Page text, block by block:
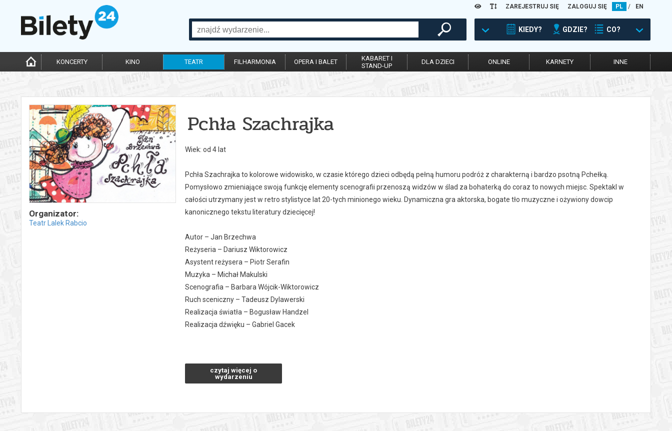
ZAREJESTRUJ SIĘ ZALOGUJ SIĘ PL / EN
KIEDY? GDZIE? CO?
KONCERTY KINO TEATR FILHARMONIA OPERA I BALET
KABARET I
STAND-UP
DLA DZIECI ONLINE KARNETY INNE
Organizator:
Teatr Lalek Rabcio
Pchła Szachrajka
Wiek: od 4 lat
Pchła Szachrajka to kolorowe widowisko, w czasie którego dzieci odbędą pełną humoru podróż z charakterną i bardzo psotną Pchełką.
Pomysłowo zmieniające swoją funkcję elementy scenografii przenoszą widzów w ślad za bohaterką do coraz to nowych miejsc. Spektakl w
całości utrzymany jest w retro stylistyce lat 20-tych minionego wieku. Dynamiczna gra aktorska, bogate tło muzyczne i ożywiony dowcip
kanonicznego tekstu literatury dziecięcej!
Autor – Jan Brzechwa
Reżyseria – Dariusz Wiktorowicz
Asystent reżysera – Piotr Serafin
Muzyka – Michał Makulski
Scenografia – Barbara Wójcik-Wiktorowicz
Ruch sceniczny – Tadeusz Dylawerski
Realizacja światła – Bogusław Handzel
Realizacja dźwięku – Gabriel Gacek
Czas trwania: 60 minut
Bezpieczne zakupy w Bilety24. W przypadku odwołania wydarzenia, gwarantujemy automatyczny zwrot środków potwierdzony komunikatem
wysyłanym na adres e-mail, podany podczas zakupu.
czytaj więcej o
wydarzeniu